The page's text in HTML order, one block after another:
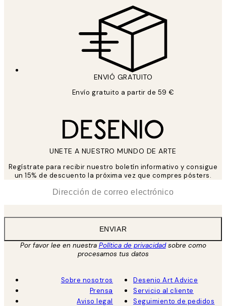
ENVIÓ GRATUITO
Envío gratuito a partir de 59 €
UNETE A NUESTRO MUNDO DE ARTE
Regístrate para recibir nuestro boletín informativo y consigue
un 15% de descuento la próxima vez que compres pósters.
ENVIAR
Por favor lee en nuestra Política de privacidadsobre como
procesamos tus datos
Sobre nosotros
Prensa
Aviso legal
Desenio Art Advice
Servicio al cliente
Seguimiento de pedidos